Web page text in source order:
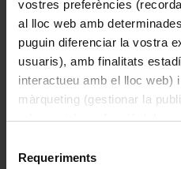
vostres preferències
al lloc web amb
puguin diferenciar la vostra
usuaris), amb finalitats
interactueu amb el lloc web)
màrqueting (gestionar la
adequant-la en funció dels
consultar laPolítica de
Requeriments
Historia